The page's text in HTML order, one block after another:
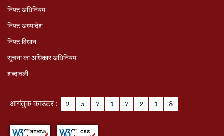
निफ्ट अधिनियम
निफ्ट अध्‍यादेश
निफ्ट विधान
सूचना का अधिकार अधिनियम
शब्दावली
आगंतुक काउंटर : 2 5 7 1 7 2 1 8